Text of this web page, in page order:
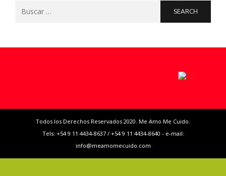
Todos los Derechos Reservados 2020. Me Amo Me Cuido.
Tels: +54 9 11 4434-8637 / +54 9 11 4434-8640 - e-mail:
info@meamomecuido.com